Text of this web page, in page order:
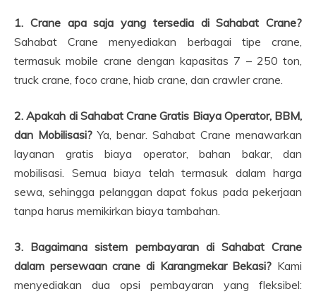
1. Crane apa saja yang tersedia di Sahabat Crane?
Sahabat Crane menyediakan berbagai tipe crane,
termasuk mobile crane dengan kapasitas 7 – 250 ton,
truck crane, foco crane, hiab crane, dan crawler crane.
2. Apakah di Sahabat Crane Gratis Biaya Operator, BBM,
dan Mobilisasi? Ya, benar. Sahabat Crane menawarkan
layanan gratis biaya operator, bahan bakar, dan
mobilisasi. Semua biaya telah termasuk dalam harga
sewa, sehingga pelanggan dapat fokus pada pekerjaan
tanpa harus memikirkan biaya tambahan.
3. Bagaimana sistem pembayaran di Sahabat Crane
dalam persewaan crane di Karangmekar Bekasi? Kami
menyediakan dua opsi pembayaran yang fleksibel: